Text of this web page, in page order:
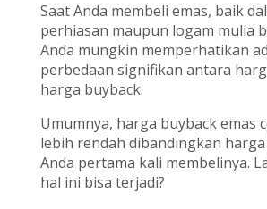
Saat Anda membeli emas, baik
perhiasan maupun logam mulia
Anda mungkin memperhatikan
perbedaan signifikan antara
harga buyback.
Umumnya, harga buyback emas
lebih rendah dibandingkan
Anda pertama kali membelinya.
hal ini bisa terjadi?